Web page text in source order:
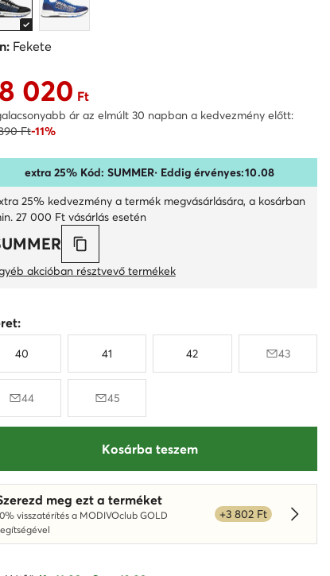
Fekete
ár 38 020 Ft
020 Ft
ár az elmúlt 30 napban a kedvezmény előtt:
Ft-11%
extra 25% Kód: SUMMER· Eddig érvényes:10.08
25% kedvezmény a termék megvásárlására, a kosárban
27 000 Ft vásárlás esetén
akcióban résztvevő termékek
40 41 42 43
44 45
Kosárba teszem
meg ezt a terméket
visszatérítés a MODIVOclub GOLD
+3 802 Ft